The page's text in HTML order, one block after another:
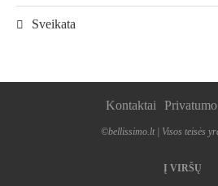
Sveikata
Kontaktai
©bellissimo.lt | Visos teisės
Į VIRŠŲ